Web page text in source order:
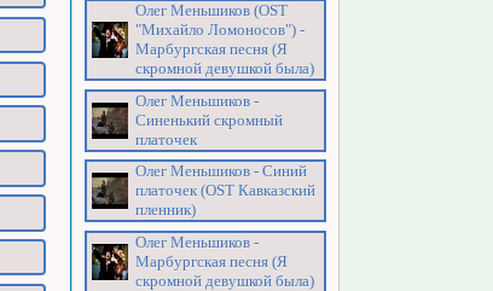
Олег Меньшиков (OST
"Михайло Ломоносов") -
Марбургская песня (Я
скромной девушкой была)
Олег Меньшиков -
Синенький скромный
платочек
Олег Меньшиков - Синий
платочек (OST Кавказский
пленник)
Олег Меньшиков -
Марбургская песня (Я
скромной девушкой была)